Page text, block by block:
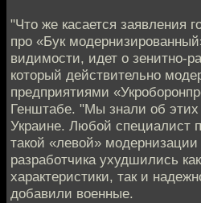
"Что же касается заявления
про «Бук
видимости, идет о зенитно-
который действительно
предприятиями
Генштабе. "Мы знали об
Украине. Любой специалист
такой «левой» модернизации
разработчика ухудшились
характеристики, так и
добавили военные.